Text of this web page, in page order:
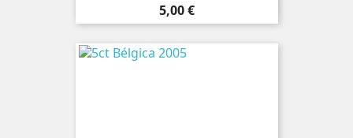
Preço
5,00 €